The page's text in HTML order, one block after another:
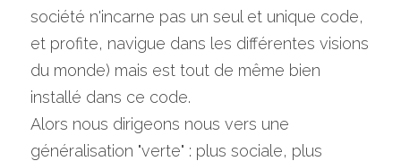
société n'incarne pas un seul et unique code,
et profite, navigue dans les différentes visions
du monde) mais est tout de même bien
installé dans ce code.
Alors nous dirigeons nous vers une
généralisation "verte" : plus sociale, plus